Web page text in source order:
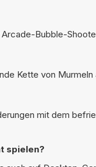
Bubble-
Kette von
mit dem
spielen?